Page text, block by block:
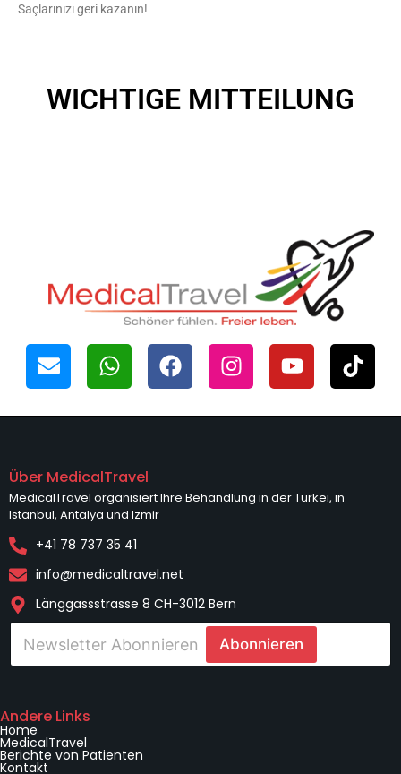
Saçlarınızı geri kazanın!
WICHTIGE MITTEILUNG
Über MedicalTravel
MedicalTravel organisiert Ihre Behandlung in der Türkei, in
Istanbul, Antalya und Izmir
+41 78 737 35 41
info@medicaltravel.net
Länggassstrasse 8 CH-3012 Bern
E
p
t
a
*
p
o
s
Abonnieren
Andere Links
Home
MedicalTravel
Berichte von Patienten
Kontakt